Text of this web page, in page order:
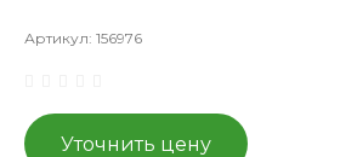
Артикул: 156976
Уточнить цену